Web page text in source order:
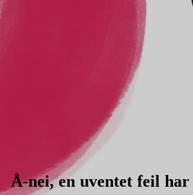
Å-nei, en uventet feil har